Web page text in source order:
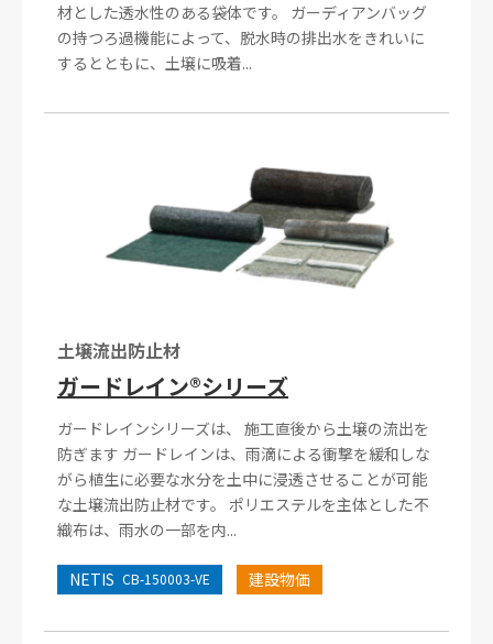
材とした透水性のある袋体です。 ガーディアンバッグ
の持つろ過機能によって、脱水時の排出水をきれいに
するとともに、土壌に吸着...
土壌流出防止材
ガードレイン®シリーズ
ガードレインシリーズは、 施工直後から土壌の流出を
防ぎます ガードレインは、雨滴による衝撃を緩和しな
がら植生に必要な水分を土中に浸透させることが可能
な土壌流出防止材です。 ポリエステルを主体とした不
織布は、雨水の一部を内...
NETIS CB-150003-VE 建設物価